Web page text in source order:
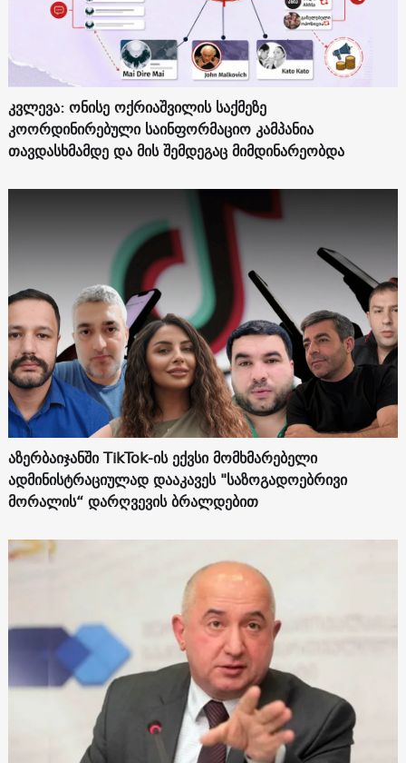
კვლევა: ონისე ოქრიაშვილის საქმეზე
კოორდინირებული საინფორმაციო კამპანია
თავდასხმამდე და მის შემდეგაც მიმდინარეობდა
აზერბაიჯანში TikTok-ის ექვსი მომხმარებელი
ადმინისტრაციულად დააკავეს "საზოგადოებრივი
მორალის“ დარღვევის ბრალდებით